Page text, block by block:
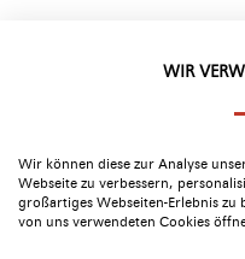
WIR
Wir können diese zur Analyse
Webseite zu verbessern,
großartiges Webseiten-Erlebnis
von uns verwendeten Cookies